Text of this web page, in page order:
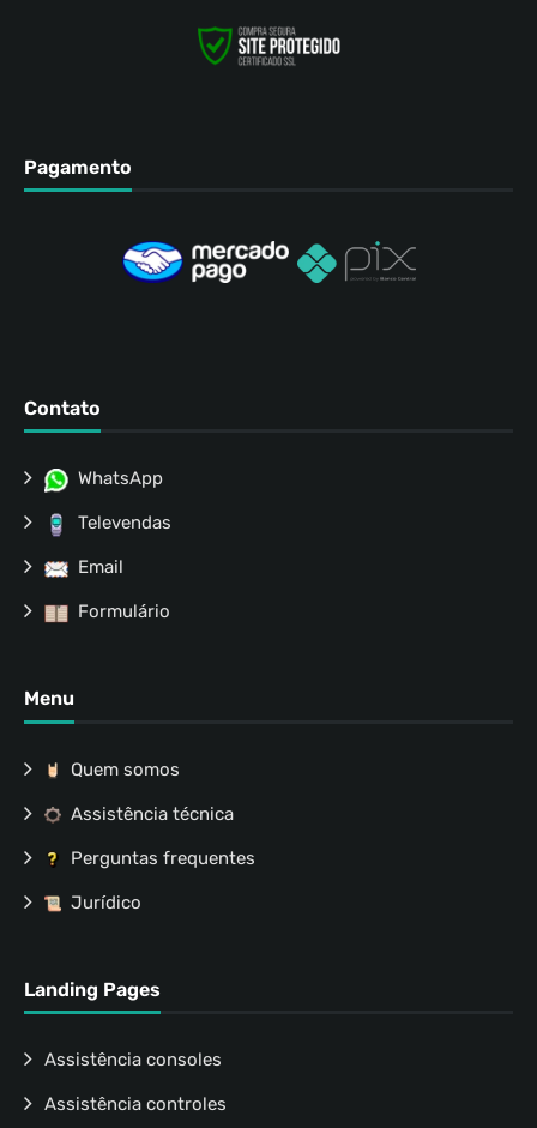
Pagamento
Contato
WhatsApp
Televendas
Email
Formulário
Menu
Quem somos
Assistência técnica
Perguntas frequentes
Jurídico
Landing Pages
Assistência consoles
Assistência controles